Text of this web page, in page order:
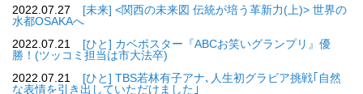
2022.07.27
[未来] <関西の未来図 伝統が培う革新力(上)> 世界の
水都OSAKAへ
2022.07.21
[ひと] カベポスター『ABCお笑いグランプリ』優
勝！(ツッコミ担当は市大法卒)
2022.07.21
[ひと] TBS若林有子アナ､人生初グラビア挑戦｢自然
な表情を引き出していただけました｣